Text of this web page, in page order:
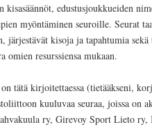
kisasäännöt, edustusjoukkueiden
myöntäminen seuroille. Seurat
järjestävät kisoja ja tapahtumia
omien resurssiensa mukaan.
on tätä kirjoitettaessa (tietääkseni,
kuuluvaa seuraa, joissa on
ry, Girevoy Sport Lieto